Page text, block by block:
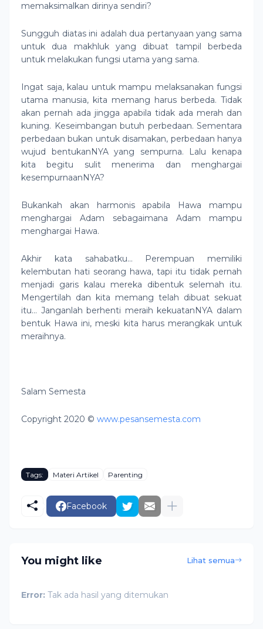
memaksimalkan dirinya sendiri?
Sungguh diatas ini adalah dua pertanyaan yang sama
untuk dua makhluk yang dibuat tampil berbeda
untuk melakukan fungsi utama yang sama.
Ingat saja, kalau untuk mampu melaksanakan fungsi
utama manusia, kita memang harus berbeda. Tidak
akan pernah ada jingga apabila tidak ada merah dan
kuning. Keseimbangan butuh perbedaan. Sementara
perbedaan bukan untuk disamakan, perbedaan hanya
wujud bentukanNYA yang sempurna. Lalu kenapa
kita begitu sulit menerima dan menghargai
kesempurnaanNYA?
Bukankah akan harmonis apabila Hawa mampu
menghargai Adam sebagaimana Adam mampu
menghargai Hawa.
Akhir kata sahabatku… Perempuan memiliki
kelembutan hati seorang hawa, tapi itu tidak pernah
menjadi garis kalau mereka dibentuk selemah itu.
Mengertilah dan kita memang telah dibuat sekuat
itu… Janganlah berhenti meraih kekuatanNYA dalam
bentuk Hawa ini, meski kita harus merangkak untuk
meraihnya.
Salam Semesta
Copyright 2020 © www.pesansemesta.com
Tags: Materi Artikel Parenting
Facebook
You might like Lihat semua
Error: Tak ada hasil yang ditemukan